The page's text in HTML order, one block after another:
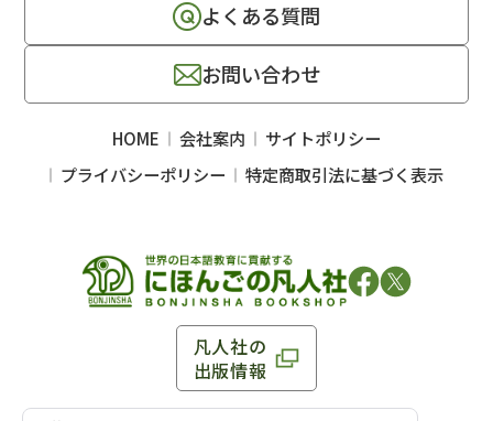
凡人社の
出版情報
よくある質問
お問い合わせ
HOME 会社案内
サイトポリシー
プライバシーポリシー
特定商取引法に基づく表示